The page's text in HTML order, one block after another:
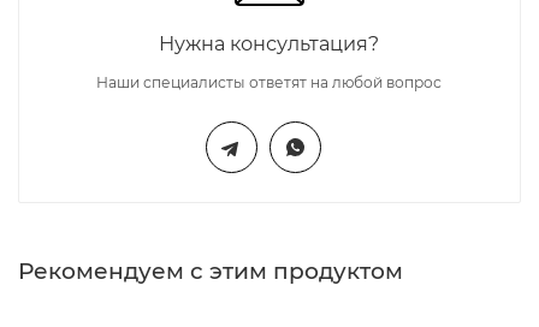
Нужна консультация?
Наши специалисты ответят на любой вопрос
Рекомендуем с этим продуктом